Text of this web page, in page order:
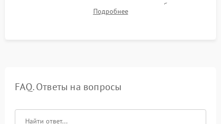
для контроля температурного режима и стабильности
системы под пиковой нагрузкой.
Подробнее
FAQ. Ответы на вопросы